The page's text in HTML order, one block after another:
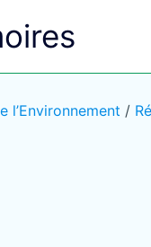
l’Environnement /